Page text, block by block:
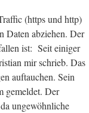
(https und http)
Daten abziehen. Der
ist: Seit einiger
mir schrieb. Das
auftauchen. Sein
gemeldet. Der
ungewöhnliche